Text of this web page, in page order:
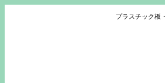
プラスチック板